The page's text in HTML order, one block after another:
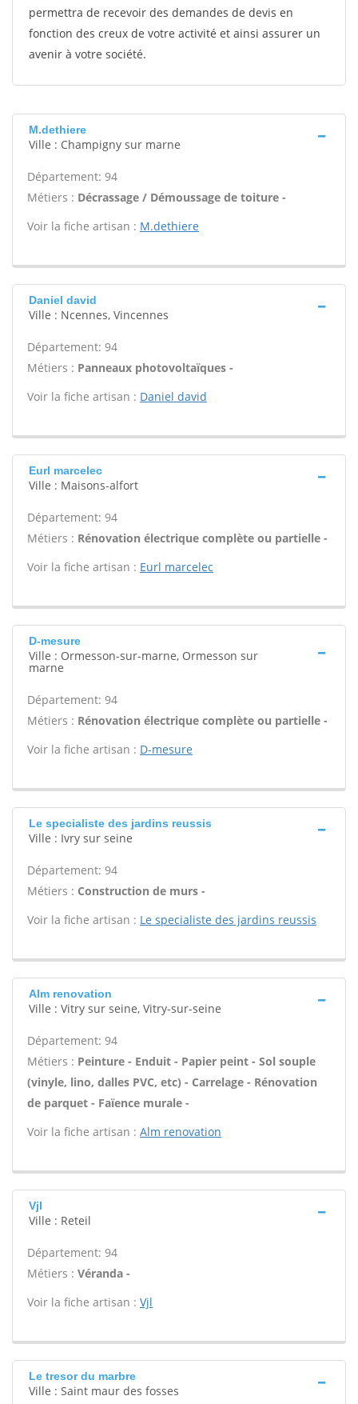
permettra de recevoir des demandes de devis en
fonction des creux de votre activité et ainsi assurer un
avenir à votre société.
M.dethiere
Ville : Champigny sur marne
Département: 94
Métiers : Décrassage / Démoussage de toiture -
Voir la fiche artisan : M.dethiere
Daniel david
Ville : Ncennes, Vincennes
Département: 94
Métiers : Panneaux photovoltaïques -
Voir la fiche artisan : Daniel david
Eurl marcelec
Ville : Maisons-alfort
Département: 94
Métiers : Rénovation électrique complète ou partielle -
Voir la fiche artisan : Eurl marcelec
D-mesure
Ville : Ormesson-sur-marne, Ormesson sur
marne
Département: 94
Métiers : Rénovation électrique complète ou partielle -
Voir la fiche artisan : D-mesure
Le specialiste des jardins reussis
Ville : Ivry sur seine
Département: 94
Métiers : Construction de murs -
Voir la fiche artisan : Le specialiste des jardins reussis
Alm renovation
Ville : Vitry sur seine, Vitry-sur-seine
Département: 94
Métiers : Peinture - Enduit - Papier peint - Sol souple
(vinyle, lino, dalles PVC, etc) - Carrelage - Rénovation
de parquet - Faïence murale -
Voir la fiche artisan : Alm renovation
Vjl
Ville : Reteil
Département: 94
Métiers : Véranda -
Voir la fiche artisan : Vjl
Le tresor du marbre
Ville : Saint maur des fosses